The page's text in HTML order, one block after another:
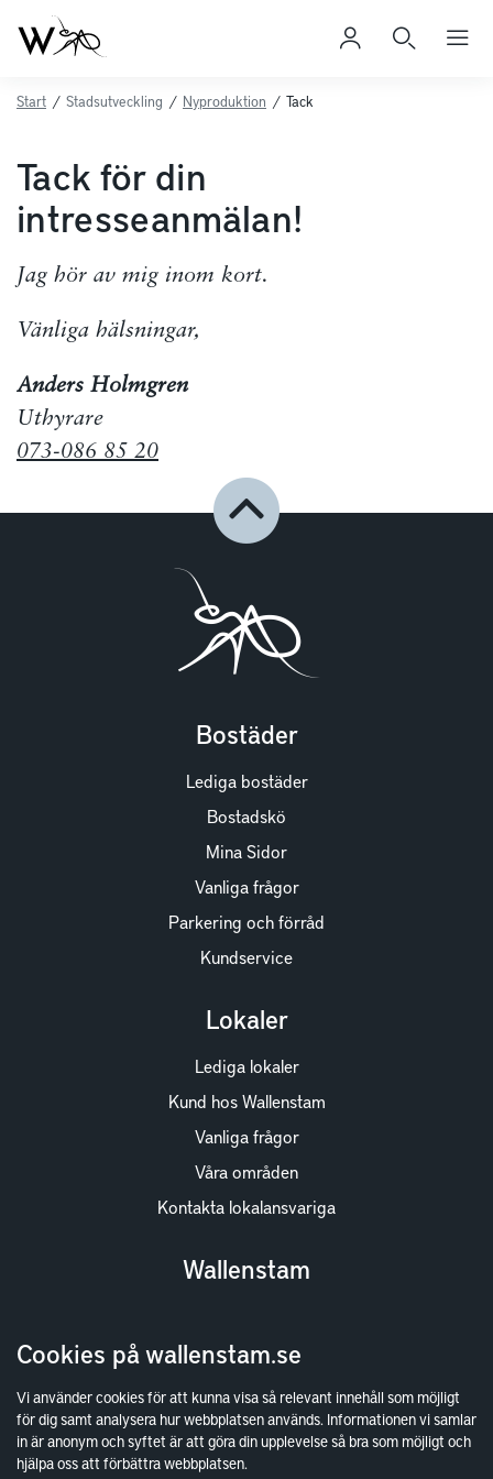
Cookies på wallenstam.se
Vi använder cookies för att kunna visa så relevant innehåll som möjligt
för dig samt analysera hur webbplatsen används. Informationen vi samlar
in är anonym och syftet är att göra din upplevelse så bra som möjligt och
hjälpa oss att förbättra webbplatsen.
Start / Stadsutveckling / Nyproduktion / Tack
Tack för din
intresseanmälan!
Jag hör av mig inom kort.
Vänliga hälsningar,
Anders Holmgren
Uthyrare
073-086 85 20
Bostäder
Lediga bostäder
Bostadskö
Mina Sidor
Vanliga frågor
Parkering och förråd
Kundservice
Lokaler
Lediga lokaler
Kund hos Wallenstam
Vanliga frågor
Våra områden
Kontakta lokalansvariga
Wallenstam
Finansiella rapporter
Sök fakturamottagare
Våra fastigheter
Hållbarhet